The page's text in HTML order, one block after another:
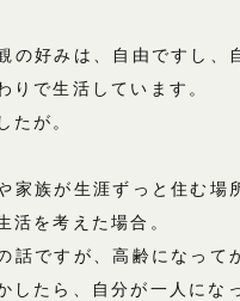
の好みは、自由ですし、
りで生活しています。
たが。
家族が生涯ずっと住む場
活を考えた場合。
話ですが、高齢になって
したら、自分が一人にな